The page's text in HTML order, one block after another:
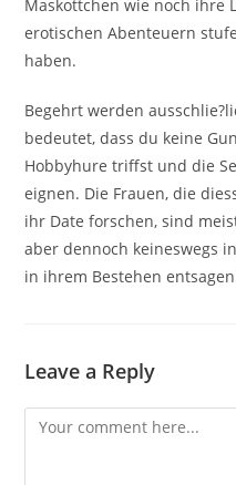
Maskottchen wie noch ihre
erotischen Abenteuern
haben.
Begehrt werden
bedeutet, dass du keine
Hobbyhure triffst und die
eignen. Die Frauen, die
ihr Date forschen, sind
aber dennoch keineswegs in
in ihrem Bestehen
Leave a Reply